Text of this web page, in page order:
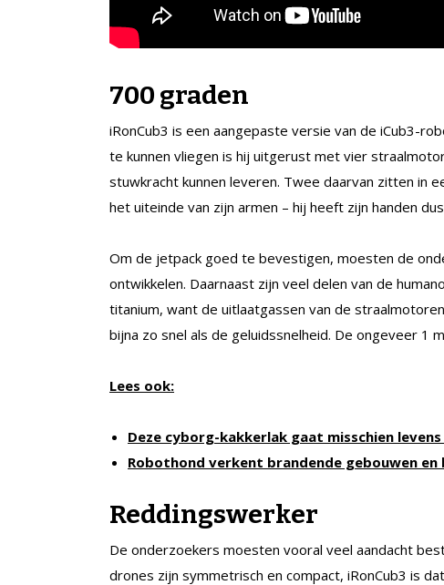
700 graden
iRonCub3 is een aangepaste versie van de iCub3-
te kunnen vliegen is hij uitgerust met vier
stuwkracht kunnen leveren. Twee daarvan zitten in
het uiteinde van zijn armen – hij heeft zijn handen
Om de jetpack goed te bevestigen, moesten de
ontwikkelen. Daarnaast zijn veel delen van de
titanium, want de uitlaatgassen van de
bijna zo snel als de geluidssnelheid. De ongeveer 1
Lees ook:
Deze cyborg-kakkerlak gaat misschien
Robothond verkent brandende gebouwen
Reddingswerker
De onderzoekers moesten vooral veel aandacht
drones zijn symmetrisch en compact, iRonCub3 is